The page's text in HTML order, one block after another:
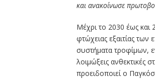
και ανακοίνωσε
Μέχρι το 2030 έως και
φτώχειας εξαιτίας των
συστήματα τροφίμων,
λοιμώξεις ανθεκτικές
προειδοποιεί ο